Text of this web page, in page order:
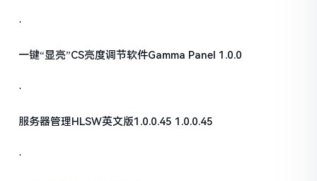
·
一键“显亮”CS亮度调节软件Gamma Panel 1.0.0
·
服务器管理HLSW英文版1.0.0.45 1.0.0.45
·